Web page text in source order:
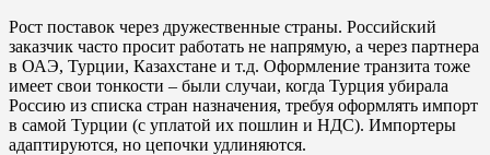
Рост поставок через дружественные страны. Российский
заказчик часто просит работать не напрямую, а через партнера
в ОАЭ, Турции, Казахстане и т.д. Оформление транзита тоже
имеет свои тонкости – были случаи, когда Турция убирала
Россию из списка стран назначения, требуя оформлять импорт
в самой Турции (с уплатой их пошлин и НДС). Импортеры
адаптируются, но цепочки удлиняются.